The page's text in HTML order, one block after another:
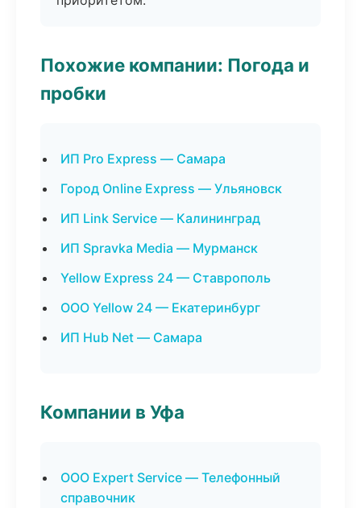
Похожие компании: Погода и
пробки
ИП Pro Express — Самара
Город Online Express — Ульяновск
ИП Link Service — Калининград
ИП Spravka Media — Мурманск
Yellow Express 24 — Ставрополь
ООО Yellow 24 — Екатеринбург
ИП Hub Net — Самара
Компании в Уфа
ООО Expert Service — Телефонный
справочник